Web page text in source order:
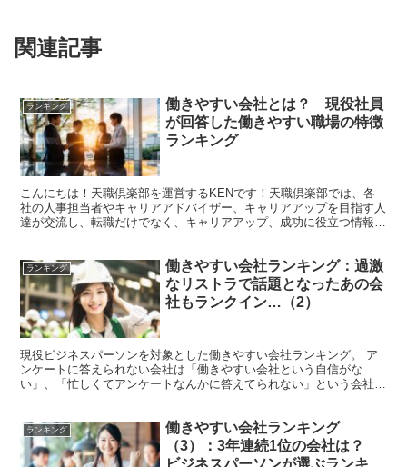
関連記事
ランキング
働きやすい会社とは？ 現役社員
が回答した働きやすい職場の特徴
ランキング
こんにちは！天職倶楽部を運営するKENです！天職倶楽部では、各
社の人事担当者やキャリアアドバイザー、キャリアアップを目指す人
達が交流し、転職だけでなく、キャリアアップ、成功に役立つ情報を
ランキング
働きやすい会社ランキング：過激
なリストラで話題となったあの会
社もランクイン…（2）
現役ビジネスパーソンを対象とした働きやすい会社ランキング。 ア
ンケートに答えられない会社は「働きやすい会社という自信がな
い」、「忙しくてアンケートなんかに答えてられない」という会社が
ランキング
働きやすい会社ランキング
（3）：3年連続1位の会社は？
ビジネスパーソンが選ぶランキン